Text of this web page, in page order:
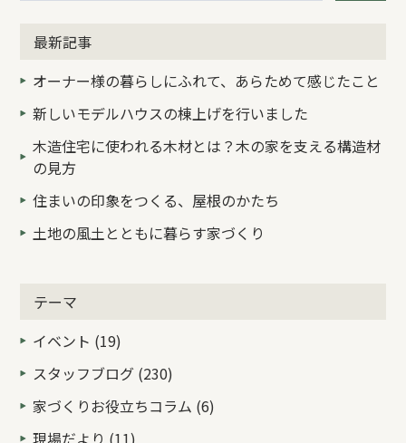
最新記事
オーナー様の暮らしにふれて、あらためて感じたこと
新しいモデルハウスの棟上げを行いました
木造住宅に使われる木材とは？木の家を支える構造材
の見方
住まいの印象をつくる、屋根のかたち
土地の風土とともに暮らす家づくり
テーマ
イベント (19)
スタッフブログ (230)
家づくりお役立ちコラム (6)
現場だより (11)